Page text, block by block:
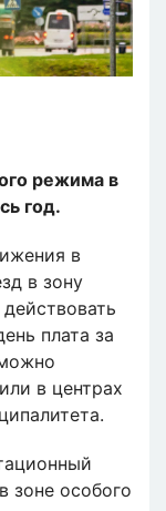
режима в
год.
в
в зону
плата за
или в центрах
зоне особого